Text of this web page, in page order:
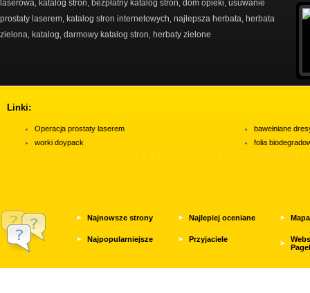
laserowa katalog stron bezpłatny katalog stron dom opieki usuwanie
prostaty laserem katalog stron internetowych najlepsza herbata herbata
zielona katalog darmowy katalog stron herbaty zielone
Linki:
Operacja prostaty laserem
worki doypack
bawełniane
folia
Najnowsze strony Najlepiej oceniane
Najpopularniejsze Przyjaciele